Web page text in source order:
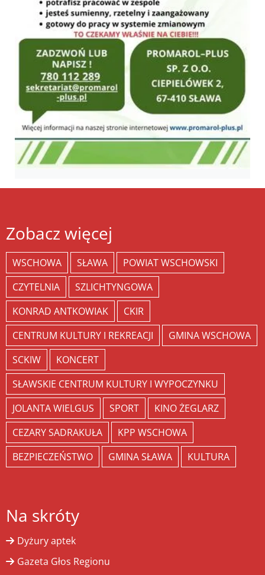
Zobacz więcej
WSCHOWA SŁAWA
POWIAT WSCHOWSKI
CZYTELNIA
SZLICHTYNGOWA
KONRAD ANTKOWIAK
CKIR
CENTRUM KULTURY I REKREACJI
GMINA WSCHOWA
SCKIW
KONCERT
SŁAWSKIE CENTRUM KULTURY I WYPOCZYNKU
JOLANTA WIELGUS
SPORT
KINO ŻEGLARZ
CEZARY SADRAKUŁA
KPP WSCHOWA
BEZPIECZEŃSTWO
GMINA SŁAWA KULTURA
Na skróty
Dyżury aptek
Gazeta Głos Regionu